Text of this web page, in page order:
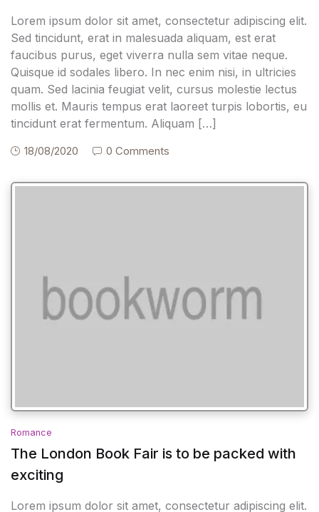
Lorem ipsum dolor sit amet, consectetur adipiscing elit.
Sed tincidunt, erat in malesuada aliquam, est erat
faucibus purus, eget viverra nulla sem vitae neque.
Quisque id sodales libero. In nec enim nisi, in ultricies
quam. Sed lacinia feugiat velit, cursus molestie lectus
mollis et. Mauris tempus erat laoreet turpis lobortis, eu
tincidunt erat fermentum. Aliquam […]
18/08/2020 0 Comments
Romance
The London Book Fair is to be packed with
exciting
Lorem ipsum dolor sit amet, consectetur adipiscing elit.